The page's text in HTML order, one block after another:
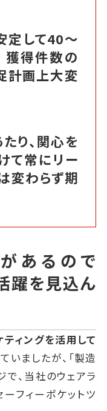
定して40～
獲得件数の
計画上大変
り、関心を
て常にリー
変わらず期
あるので
躍を見込ん
ィングを活用して
いましたが、 「製造
で、当社のウェアラ
ーフィーポケットツ